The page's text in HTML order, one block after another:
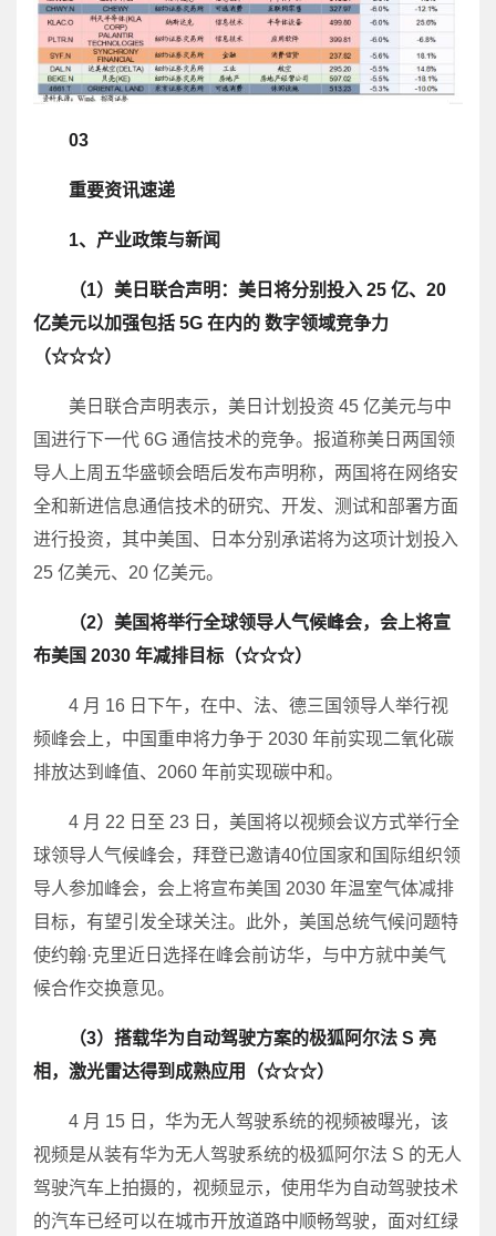
03
重要资讯速递
1、产业政策与新闻
（1）美日联合声明：美日将分别投入 25 亿、20
亿美元以加强包括 5G 在内的 数字领域竞争力
（☆☆☆）
美日联合声明表示，美日计划投资 45 亿美元与中
国进行下一代 6G 通信技术的竞争。报道称美日两国领
导人上周五华盛顿会晤后发布声明称，两国将在网络安
全和新进信息通信技术的研究、开发、测试和部署方面
进行投资，其中美国、日本分别承诺将为这项计划投入
25 亿美元、20 亿美元。
（2）美国将举行全球领导人气候峰会，会上将宣
布美国 2030 年减排目标（☆☆☆）
4 月 16 日下午，在中、法、德三国领导人举行视
频峰会上，中国重申将力争于 2030 年前实现二氧化碳
排放达到峰值、2060 年前实现碳中和。
4 月 22 日至 23 日，美国将以视频会议方式举行全
球领导人气候峰会，拜登已邀请40位国家和国际组织领
导人参加峰会，会上将宣布美国 2030 年温室气体减排
目标，有望引发全球关注。此外，美国总统气候问题特
使约翰·克里近日选择在峰会前访华，与中方就中美气
候合作交换意见。
（3）搭载华为自动驾驶方案的极狐阿尔法 S 亮
相，激光雷达得到成熟应用（☆☆☆）
4 月 15 日，华为无人驾驶系统的视频被曝光，该
视频是从装有华为无人驾驶系统的极狐阿尔法 S 的无人
驾驶汽车上拍摄的，视频显示，使用华为自动驾驶技术
的汽车已经可以在城市开放道路中顺畅驾驶，面对红绿